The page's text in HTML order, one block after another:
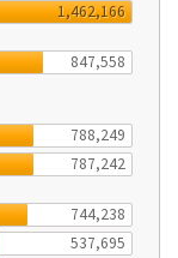
1,462,166
847,558
788,249
787,242
744,238
537,695